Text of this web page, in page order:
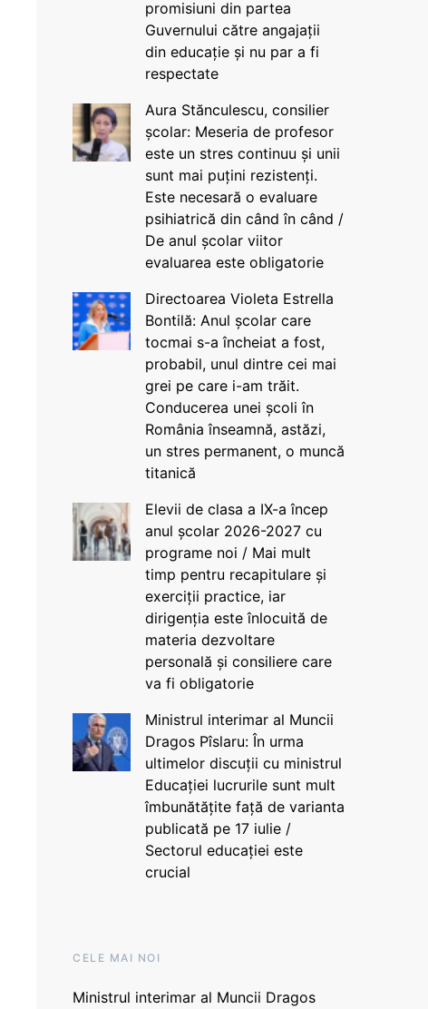
promisiuni din partea
Guvernului către angajații
din educație și nu par a fi
respectate
Aura Stănculescu, consilier
școlar: Meseria de profesor
este un stres continuu și unii
sunt mai puțini rezistenți.
Este necesară o evaluare
psihiatrică din când în când /
De anul școlar viitor
evaluarea este obligatorie
Directoarea Violeta Estrella
Bontilă: Anul școlar care
tocmai s-a încheiat a fost,
probabil, unul dintre cei mai
grei pe care i-am trăit.
Conducerea unei școli în
România înseamnă, astăzi,
un stres permanent, o muncă
titanică
Elevii de clasa a IX-a încep
anul școlar 2026-2027 cu
programe noi / Mai mult
timp pentru recapitulare și
exerciții practice, iar
dirigenția este înlocuită de
materia dezvoltare
personală și consiliere care
va fi obligatorie
Ministrul interimar al Muncii
Dragos Pîslaru: În urma
ultimelor discuții cu ministrul
Educației lucrurile sunt mult
îmbunătățite față de varianta
publicată pe 17 iulie /
Sectorul educației este
crucial
CELE MAI NOI
Ministrul interimar al Muncii Dragos